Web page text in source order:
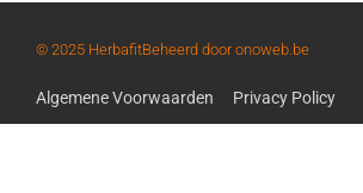
© 2025 HerbafitBeheerd door onoweb.be
Algemene Voorwaarden Privacy Policy